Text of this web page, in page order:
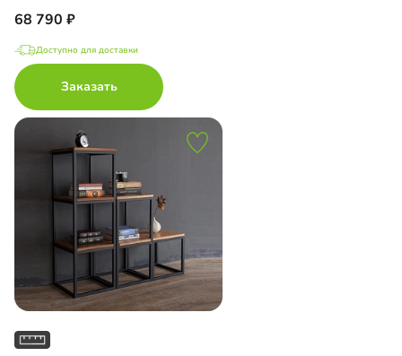
68 790
Доступно для доставки
Заказать